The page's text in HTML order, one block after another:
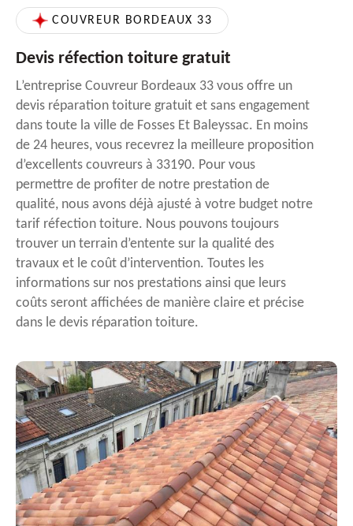
COUVREUR BORDEAUX 33
Devis réfection toiture gratuit
L’entreprise Couvreur Bordeaux 33 vous offre un
devis réparation toiture gratuit et sans engagement
dans toute la ville de Fosses Et Baleyssac. En moins
de 24 heures, vous recevrez la meilleure proposition
d’excellents couvreurs à 33190. Pour vous
permettre de profiter de notre prestation de
qualité, nous avons déjà ajusté à votre budget notre
tarif réfection toiture. Nous pouvons toujours
trouver un terrain d’entente sur la qualité des
travaux et le coût d’intervention. Toutes les
informations sur nos prestations ainsi que leurs
coûts seront affichées de manière claire et précise
dans le devis réparation toiture.